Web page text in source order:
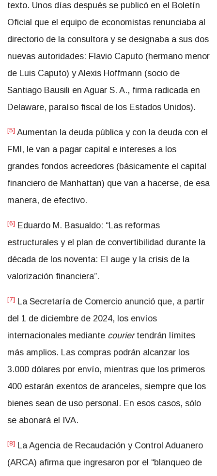
texto. Unos días después se publicó en el Boletín
Oficial que el equipo de economistas renunciaba al
directorio de la consultora y se designaba a sus dos
nuevas autoridades: Flavio Caputo (hermano menor
de Luis Caputo) y Alexis Hoffmann (socio de
Santiago Bausili en Aguar S. A., firma radicada en
Delaware, paraíso fiscal de los Estados Unidos).
[5] Aumentan la deuda pública y con la deuda con el
FMI, le van a pagar capital e intereses a los
grandes fondos acreedores (básicamente el capital
financiero de Manhattan) que van a hacerse, de esa
manera, de efectivo.
[6] Eduardo M. Basualdo: “Las reformas
estructurales y el plan de convertibilidad durante la
década de los noventa: El auge y la crisis de la
valorización financiera”.
[7] La Secretaría de Comercio anunció que, a partir
del 1 de diciembre de 2024, los envíos
internacionales mediante couriertendrán límites
más amplios. Las compras podrán alcanzar los
3.000 dólares por envío, mientras que los primeros
400 estarán exentos de aranceles, siempre que los
bienes sean de uso personal. En esos casos, sólo
se abonará el IVA.
[8] La Agencia de Recaudación y Control Aduanero
(ARCA) afirma que ingresaron por el “blanqueo de